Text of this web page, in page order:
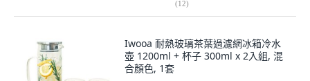
(12)
Iwooa 耐熱玻璃茶葉過濾網冰箱冷水
壺 1200ml + 杯子 300ml x 2入組, 混
合顏色, 1套